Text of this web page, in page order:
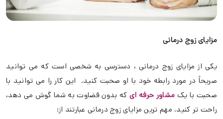
مزایای زوج درمانی
یکی از مزایای زوج درمانی ، دسترسی به شخصی است که می توانید
صریحاً در مورد رابطه خود با او صحبت کنید. این کار را می توانید با
صحبت با یک مشاور حرفه ایکه بدون قضاوت به شما گوش می دهد،
راحت تر کنید. مهم ترین مزایای زوج درمانی عبارتند از: